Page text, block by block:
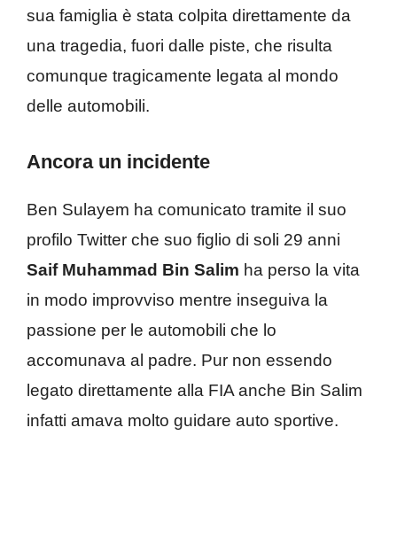
sua famiglia è stata colpita direttamente da
una tragedia, fuori dalle piste, che risulta
comunque tragicamente legata al mondo
delle automobili.
Ancora un incidente
Ben Sulayem ha comunicato tramite il suo
profilo Twitter che suo figlio di soli 29 anni
Saif Muhammad Bin Salim ha perso la vita
in modo improvviso mentre inseguiva la
passione per le automobili che lo
accomunava al padre. Pur non essendo
legato direttamente alla FIA anche Bin Salim
infatti amava molto guidare auto sportive.